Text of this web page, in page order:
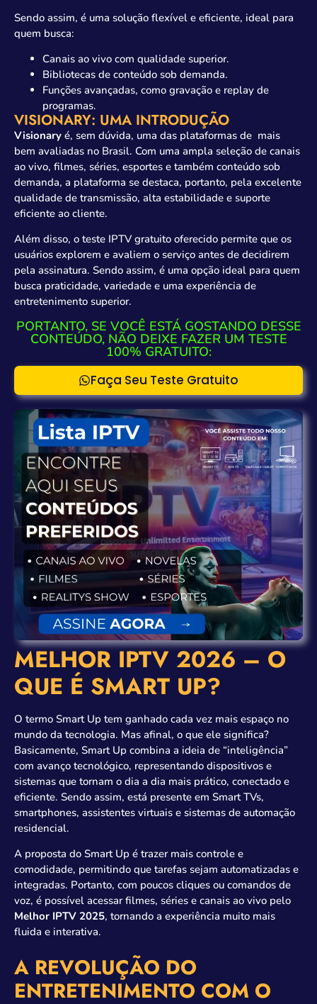
Sendo assim, é uma solução flexível e eficiente, ideal para
quem busca:
Canais ao vivo com qualidade superior.
Bibliotecas de conteúdo sob demanda.
Funções avançadas, como gravação e replay de
programas.
VISIONARY: UMA INTRODUÇÃO
Visionary é, sem dúvida, uma das plataformas de mais
bem avaliadas no Brasil. Com uma ampla seleção de canais
ao vivo, filmes, séries, esportes e também conteúdo sob
demanda, a plataforma se destaca, portanto, pela excelente
qualidade de transmissão, alta estabilidade e suporte
eficiente ao cliente.
Além disso, o teste IPTV gratuito oferecido permite que os
usuários explorem e avaliem o serviço antes de decidirem
pela assinatura. Sendo assim, é uma opção ideal para quem
busca praticidade, variedade e uma experiência de
entretenimento superior.
PORTANTO, SE VOCÊ ESTÁ GOSTANDO DESSE
CONTEÚDO, NÃO DEIXE FAZER UM TESTE
100% GRATUITO:
Faça Seu Teste Gratuito
MELHOR IPTV 2026 – O
QUE É SMART UP?
O termo Smart Up tem ganhado cada vez mais espaço no
mundo da tecnologia. Mas afinal, o que ele significa?
Basicamente, Smart Up combina a ideia de “inteligência”
com avanço tecnológico, representando dispositivos e
sistemas que tornam o dia a dia mais prático, conectado e
eficiente. Sendo assim, está presente em Smart TVs,
smartphones, assistentes virtuais e sistemas de automação
residencial.
A proposta do Smart Up é trazer mais controle e
comodidade, permitindo que tarefas sejam automatizadas e
integradas. Portanto, com poucos cliques ou comandos de
voz, é possível acessar filmes, séries e canais ao vivo pelo
Melhor IPTV 2025, tornando a experiência muito mais
fluida e interativa.
A REVOLUÇÃO DO
ENTRETENIMENTO COM O